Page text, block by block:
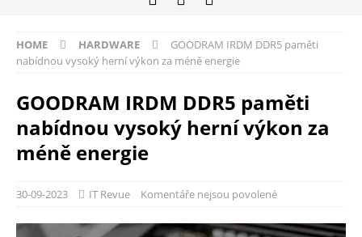
HOME HARDWARE
GOODRAM IRDM DDR5 paměti
nabídnou vysoký herní výkon za méně energie
GOODRAM IRDM DDR5 paměti
nabídnou vysoký herní výkon za
méně energie
30-09-2023 IT Revue Komentáře nejsou povolené